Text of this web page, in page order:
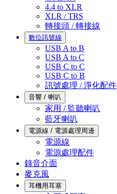
4.4 to XLR
XLR / TRS
轉接頭 / 轉接線
數位訊號線
USB A to B
USB A to C
USB C to C
USB C to B
訊號處理 / 淨化配件
音響 / 喇叭
家用 / 監聽喇叭
藍牙喇叭
電源線 / 電源處理周邊
電源線
電源處理配件
錄音介面
麥克風
耳機用耳塞